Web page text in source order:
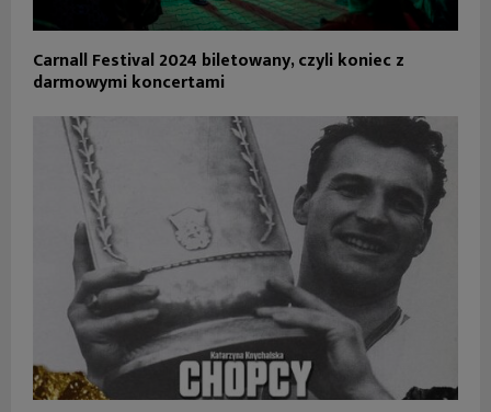
Carnall Festival 2024 biletowany, czyli koniec z
darmowymi koncertami